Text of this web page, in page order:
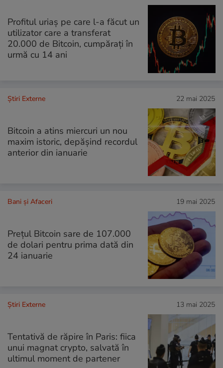
Profitul uriaș pe care l-a făcut un
utilizator care a transferat
20.000 de Bitcoin, cumpărați în
urmă cu 14 ani
Știri Externe 22 mai 2025
Bitcoin a atins miercuri un nou
maxim istoric, depăşind recordul
anterior din ianuarie
Bani și Afaceri 19 mai 2025
Prețul Bitcoin sare de 107.000
de dolari pentru prima dată din
24 ianuarie
Știri Externe 13 mai 2025
Tentativă de răpire în Paris: fiica
unui magnat crypto, salvată în
ultimul moment de partener